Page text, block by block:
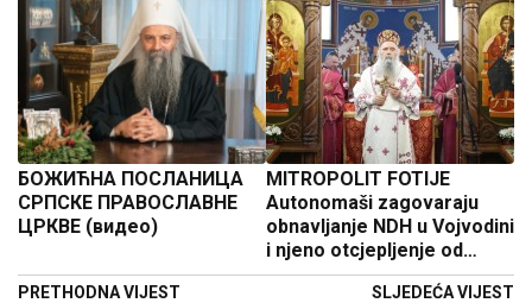
БОЖИЋНА ПОСЛАНИЦА
СРПСКЕ ПРАВОСЛАВНЕ
ЦРКВЕ (видео)
PRETHODNA VIJEST
MITROPOLIT FOTIJE
Autonomaši zagovaraju
obnavljanje NDH u Vojvodini
i njeno otcjepljenje od
Srbije
SLJEDEĆA VIJEST